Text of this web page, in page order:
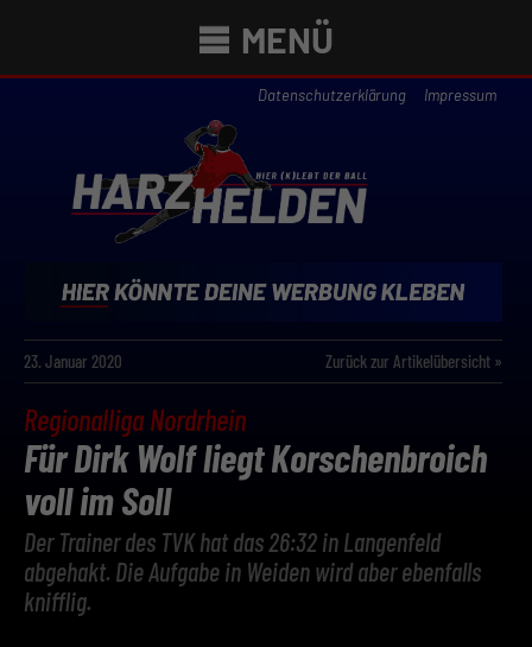
MENÜ
Datenschutzerklärung Impressum
23. Januar 2020 Zurück zur Artikelübersicht »
Regionalliga Nordrhein
Für Dirk Wolf liegt Korschenbroich
voll im Soll
Der Trainer des TVK hat das 26:32 in Langenfeld
abgehakt. Die Aufgabe in Weiden wird aber ebenfalls
knifflig.